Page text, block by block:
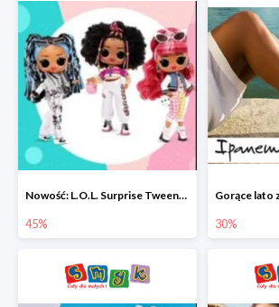
Nowość: L.O.L. Surprise Tweens Doll w Smyku do -45%
45% 30%